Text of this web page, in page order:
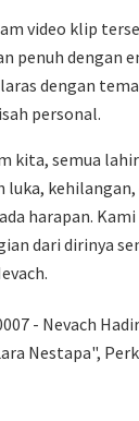
video klip
penuh dengan
dengan
personal.
kita, semua
luka,
harapan.
dari dirinya